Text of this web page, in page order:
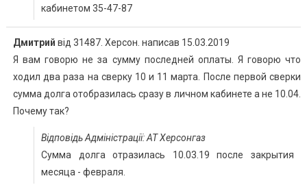
кабинетом 35-47-87
Дмитрий від 31487. Херсон. написав 15.03.2019
Я вам говорю не за сумму последней оплаты. Я говорю что
ходил два раза на сверку 10 и 11 марта. После первой сверки
сумма долга отобразилась сразу в личном кабинете а не 10.04.
Почему так?
Відповідь Адміністрації: АТ Херсонгаз
Сумма долга отразилась 10.03.19 после закрытия
месяца - февраля.